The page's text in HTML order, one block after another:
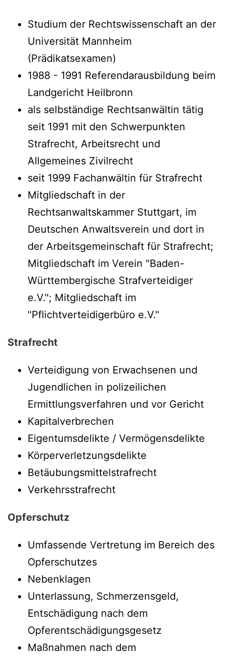
Studium der Rechtswissenschaft an der
Universität Mannheim
(Prädikatsexamen)
1988 - 1991 Referendarausbildung beim
Landgericht Heilbronn
als selbständige Rechtsanwältin tätig
seit 1991 mit den Schwerpunkten
Strafrecht, Arbeitsrecht und
Allgemeines Zivilrecht
seit 1999 Fachanwältin für Strafrecht
Mitgliedschaft in der
Rechtsanwaltskammer Stuttgart, im
Deutschen Anwaltsverein und dort in
der Arbeitsgemeinschaft für Strafrecht;
Mitgliedschaft im Verein "Baden-
Württembergische Strafverteidiger
e.V."; Mitgliedschaft im
"Pflichtverteidigerbüro e.V."
Strafrecht
Verteidigung von Erwachsenen und
Jugendlichen in polizeilichen
Ermittlungsverfahren und vor Gericht
Kapitalverbrechen
Eigentumsdelikte / Vermögensdelikte
Körperverletzungsdelikte
Betäubungsmittelstrafrecht
Verkehrsstrafrecht
Opferschutz
Umfassende Vertretung im Bereich des
Opferschutzes
Nebenklagen
Unterlassung, Schmerzensgeld,
Entschädigung nach dem
Opferentschädigungsgesetz
Maßnahmen nach dem